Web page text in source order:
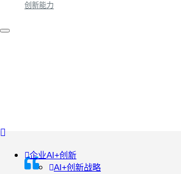
企业AI+创新
AI+创新战略
创新能力